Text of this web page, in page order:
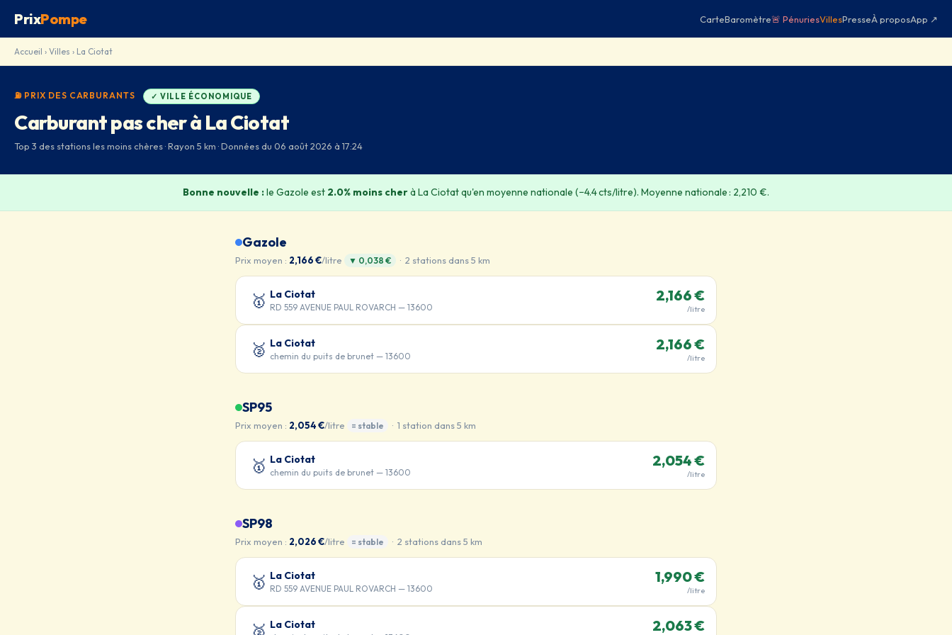
PrixPompe CarteBaromètre🚨 PénuriesVillesPresseÀ proposApp ↗
Accueil › Villes › La Ciotat
⛽ PRIX DES CARBURANTS ✓ VILLE ÉCONOMIQUE
Carburant pas cher à La Ciotat
Top 3 des stations les moins chères · Rayon 5 km · Données du 06 août 2026 à 17:24
Bonne nouvelle :le Gazole est 2.0% moins cherà La Ciotat qu'en moyenne nationale (−4.4 cts/litre). Moyenne nationale : 2,210 €.
Gazole
Prix moyen : 2,166 €/litre ▼ 0,038 € · 2 stations dans 5 km
🥇 La Ciotat
RD 559 AVENUE PAUL ROVARCH — 13600
2,166 €
/litre
🥈 La Ciotat
chemin du puits de brunet — 13600
2,166 €
/litre
SP95
Prix moyen : 2,054 €/litre = stable · 1 station dans 5 km
🥇 La Ciotat
chemin du puits de brunet — 13600
2,054 €
/litre
SP98
Prix moyen : 2,026 €/litre = stable · 2 stations dans 5 km
🥇 La Ciotat
RD 559 AVENUE PAUL ROVARCH — 13600
1,990 €
/litre
🥈 La Ciotat 2,063 €